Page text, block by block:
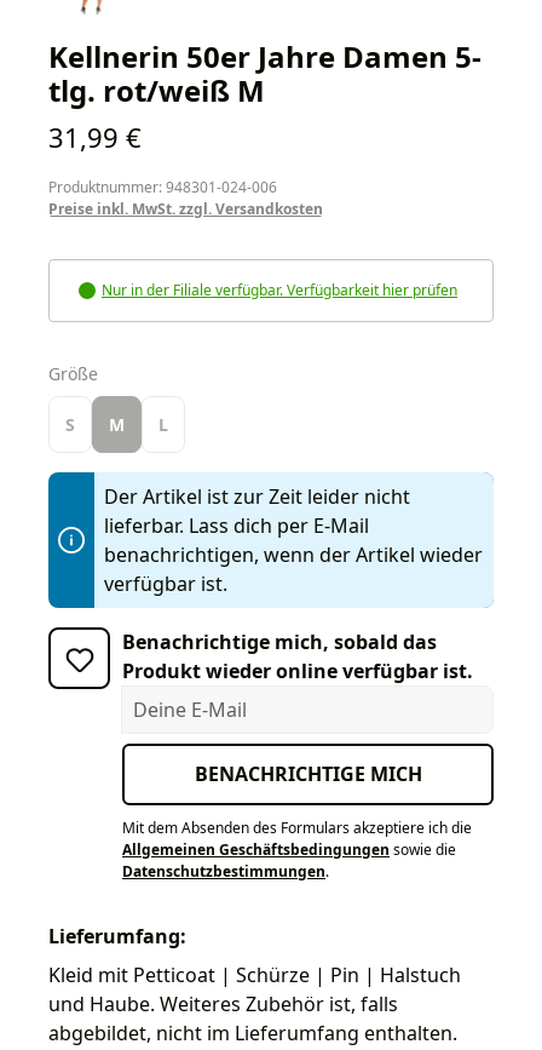
Kellnerin 50er Jahre Damen 5-
tlg. rot/weiß M
Regulärer Preis:
31,99 €
Produktnummer: 948301-024-006
Preise inkl. MwSt. zzgl. Versandkosten
Nur in der Filiale verfügbar. Verfügbarkeit hier prüfen
Größe
S M L
Der Artikel ist zur Zeit leider nicht
lieferbar. Lass dich per E-Mail
benachrichtigen, wenn der Artikel wieder
verfügbar ist.
Benachrichtige mich, sobald das
Produkt wieder online verfügbar ist.
Deine E-Mail
BENACHRICHTIGE MICH
Mit dem Absenden des Formulars akzeptiere ich die
Allgemeinen Geschäftsbedingungen sowie die
Datenschutzbestimmungen.
Lieferumfang:
Kleid mit Petticoat | Schürze | Pin | Halstuch
und Haube. Weiteres Zubehör ist, falls
abgebildet, nicht im Lieferumfang enthalten.